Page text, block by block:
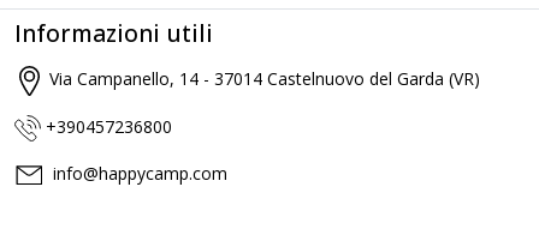
Informazioni utili
Via Campanello, 14 - 37014 Castelnuovo del Garda (VR)
+390457236800
info@happycamp.com